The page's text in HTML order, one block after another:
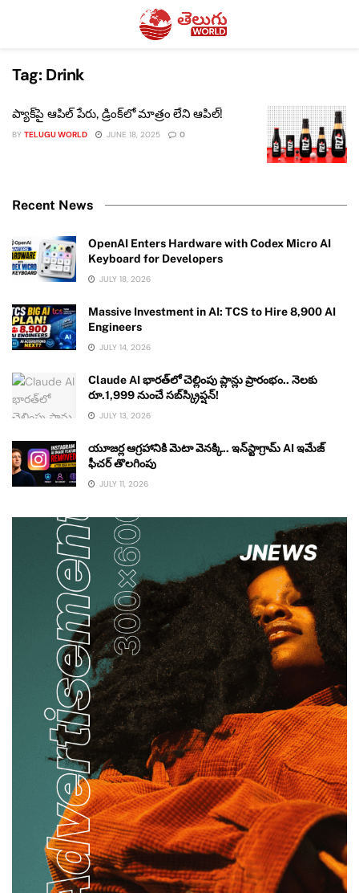
Tag:Drink
ప్యాక్‌పై ఆపిల్ పేరు, డ్రింక్‌లో మాత్రం లేని ఆపిల్!
BY TELUGU WORLD JUNE 18, 2025 0
Recent News
OpenAI Enters Hardware with Codex Micro AI
Keyboard for Developers
JULY 18, 2026
Massive Investment in AI: TCS to Hire 8,900 AI
Engineers
JULY 14, 2026
Claude AI భారత్‌లో చెల్లింపు ప్లాన్లు ప్రారంభం.. నెలకు
రూ.1,999 నుంచే సబ్‌స్క్రిప్షన్!
JULY 13, 2026
యూజర్ల ఆగ్రహానికి మెటా వెనక్కి.. ఇన్‌స్టాగ్రామ్ AI ఇమేజ్
ఫీచర్ తొలగింపు
JULY 11, 2026